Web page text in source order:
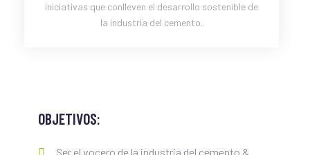
iniciativas que conlleven el desarrollo sostenible de
la industria del cemento.
OBJETIVOS:
Ser el vocero de la industria del cemento &